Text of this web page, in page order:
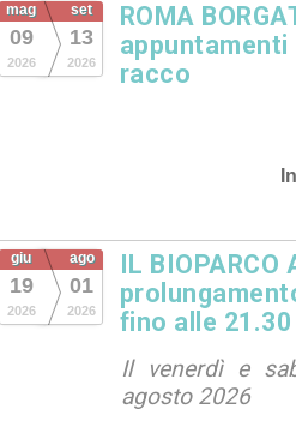
mag
09
2026
set
13
2026
ROMA
racco
giu
19
2026
ago
01
2026
IL BIOPARCO
fino alle 21.30
Il venerdì e
agosto 2026